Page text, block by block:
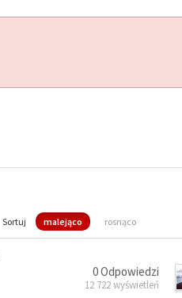
Sortuj malejąco rosnąco
0 Odpowiedzi
12 722 wyświetleń